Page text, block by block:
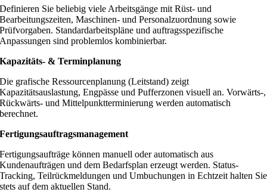
Definieren Sie beliebig viele Arbeitsgänge mit Rüst- und
Bearbeitungszeiten, Maschinen- und Personalzuordnung sowie
Prüfvorgaben. Standardarbeitspläne und auftragsspezifische
Anpassungen sind problemlos kombinierbar.
Kapazitäts- & Terminplanung
Die grafische Ressourcenplanung (Leitstand) zeigt
Kapazitätsauslastung, Engpässe und Pufferzonen visuell an. Vorwärts-,
Rückwärts- und Mittelpunktterminierung werden automatisch
berechnet.
Fertigungsauftragsmanagement
Fertigungsaufträge können manuell oder automatisch aus
Kundenaufträgen und dem Bedarfsplan erzeugt werden. Status-
Tracking, Teilrückmeldungen und Umbuchungen in Echtzeit halten Sie
stets auf dem aktuellen Stand.